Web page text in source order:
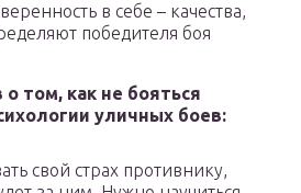
в себе – качества,
победителя боя
о том, как не бояться
уличных боев:
свой страх противнику,